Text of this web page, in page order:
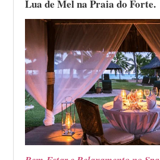
Lua de Mel na Praia do Forte.